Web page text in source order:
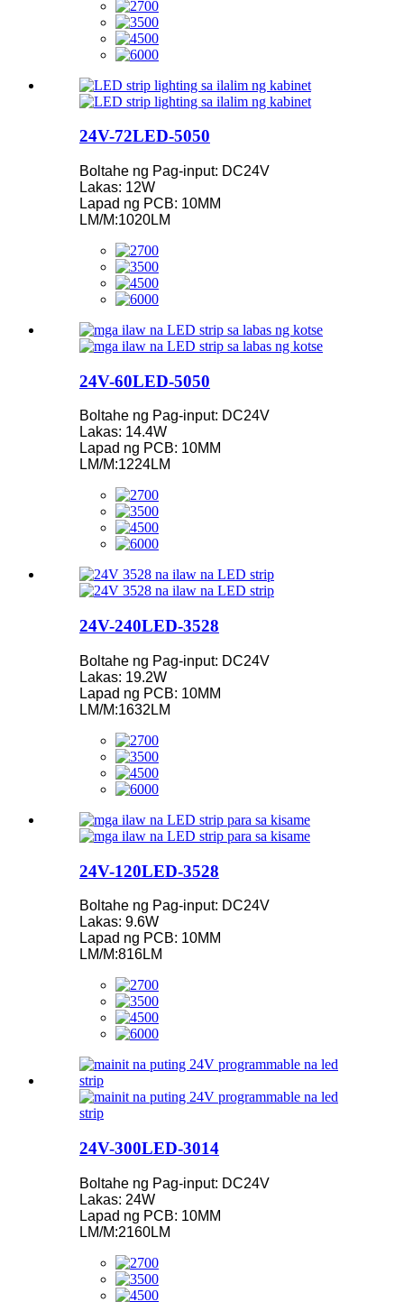
24V-72LED-5050
Boltahe ng Pag-input: DC24V
Lakas: 12W
Lapad ng PCB: 10MM
LM/M:1020LM
24V-60LED-5050
Boltahe ng Pag-input: DC24V
Lakas: 14.4W
Lapad ng PCB: 10MM
LM/M:1224LM
24V-240LED-3528
Boltahe ng Pag-input: DC24V
Lakas: 19.2W
Lapad ng PCB: 10MM
LM/M:1632LM
24V-120LED-3528
Boltahe ng Pag-input: DC24V
Lakas: 9.6W
Lapad ng PCB: 10MM
LM/M:816LM
24V-300LED-3014
Boltahe ng Pag-input: DC24V
Lakas: 24W
Lapad ng PCB: 10MM
LM/M:2160LM